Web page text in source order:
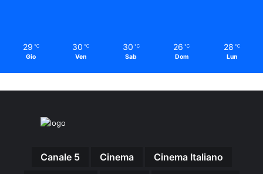
29 ℃
Gio
30 ℃
Ven
30 ℃
Sab
26 ℃
Dom
28 ℃
Lun
Canale 5 Cinema
Cinema Italiano